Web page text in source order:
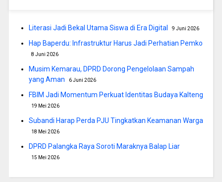
Literasi Jadi Bekal Utama Siswa di Era Digital 9 Juni 2026
Hap Baperdu: Infrastruktur Harus Jadi Perhatian Pemko
8 Juni 2026
Musim Kemarau, DPRD Dorong Pengelolaan Sampah
yang Aman
6 Juni 2026
FBIM Jadi Momentum Perkuat Identitas Budaya Kalteng
19 Mei 2026
Subandi Harap Perda PJU Tingkatkan Keamanan Warga
18 Mei 2026
DPRD Palangka Raya Soroti Maraknya Balap Liar
15 Mei 2026